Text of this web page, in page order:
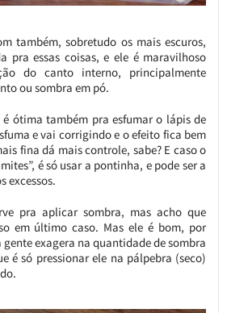
também, sobretudo os mais escuros,
pra essas coisas, e ele é maravilhoso
do canto interno, principalmente
ou sombra em pó.
ótima também pra esfumar o lápis de
e vai corrigindo e o efeito fica bem
fina dá mais controle, sabe? E caso o
é só usar a pontinha, e pode ser a
excessos.
pra aplicar sombra, mas acho que
em último caso. Mas ele é bom, por
exagera na quantidade de sombra
é só pressionar ele na pálpebra (seco)